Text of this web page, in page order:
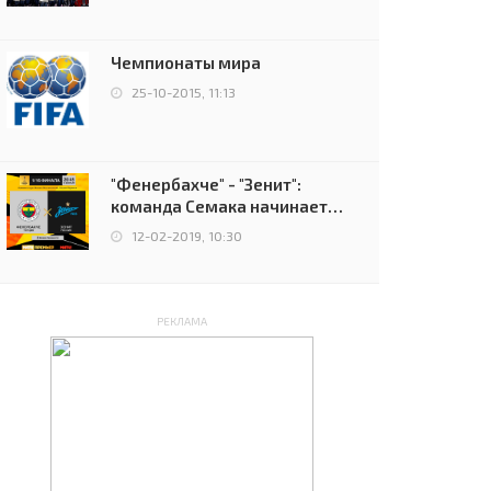
чемпионов.
Чемпионаты мира
25-10-2015, 11:13
"Фенербахче" - "Зенит":
команда Семака начинает
путь в плей-офф Лиги
12-02-2019, 10:30
РЕКЛАМА